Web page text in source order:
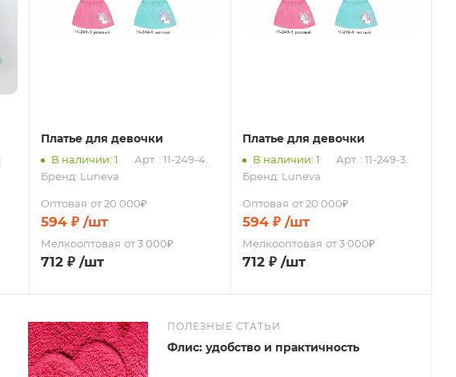
Платье для девочки
В наличии: 1
Арт. : 11-249-4.
Бренд: Luneva
Оптовая от 20 000₽
594 ₽ /шт
Мелкооптовая от 3 000₽
712 ₽ /шт
Платье для девочки
В наличии: 1
Арт. : 11-249-3.
Бренд: Luneva
Оптовая от 20 000₽
594₽ /шт
Мелкооптовая от 3 000₽
712₽ /шт
ПОЛЕЗНЫЕ СТАТЬИ
Флис: удобство и практичность